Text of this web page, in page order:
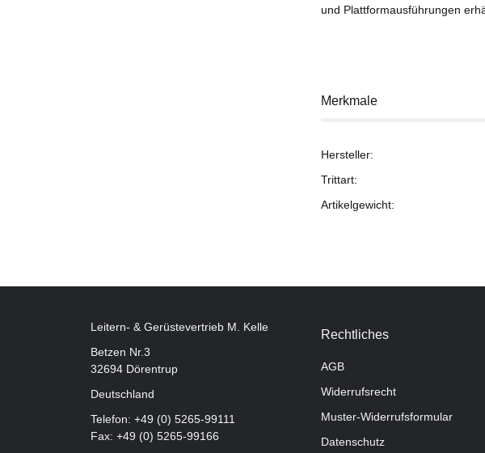
und Plattformausführungen
Merkmale
Hersteller:
Trittart:
Artikelgewicht:
Leitern- & Gerüstevertrieb M. Kelle
Betzen Nr.3
32694 Dörentrup
Deutschland
Telefon: +49 (0) 5265-99111
Fax: +49 (0) 5265-99166
Rechtliches
AGB
Widerrufsrecht
Muster-Widerrufsformular
Datenschutz